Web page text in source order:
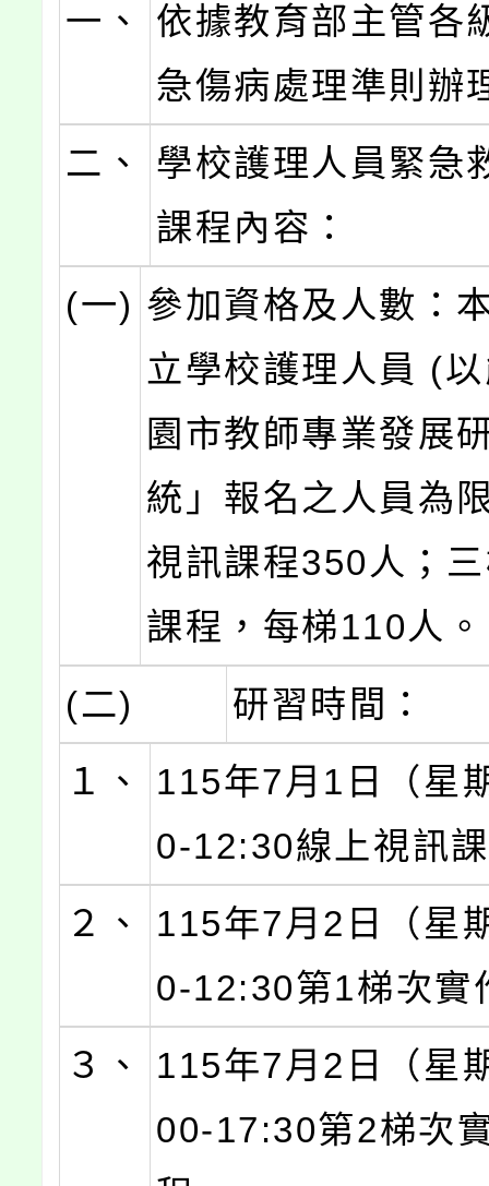
一、
依據教育部主管各
急傷病處理準則辦
二、
學校護理人員緊急
課程內容：
(一) 參加資格及人數：
立學校護理人員 (
園市教師專業發展
統」報名之人員為
視訊課程350人；
課程，每梯110人。
(二)
研習時間：
１、
115年7月1日（星
0-12:30線上視訊
２、
115年7月2日（星
0-12:30第1梯次實
３、
115年7月2日（星
00-17:30第2梯次